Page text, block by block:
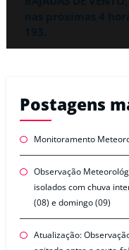
Postagens
Monitoramento
Observação
isolados com chuva
(08) e domingo (09)
Atualização: